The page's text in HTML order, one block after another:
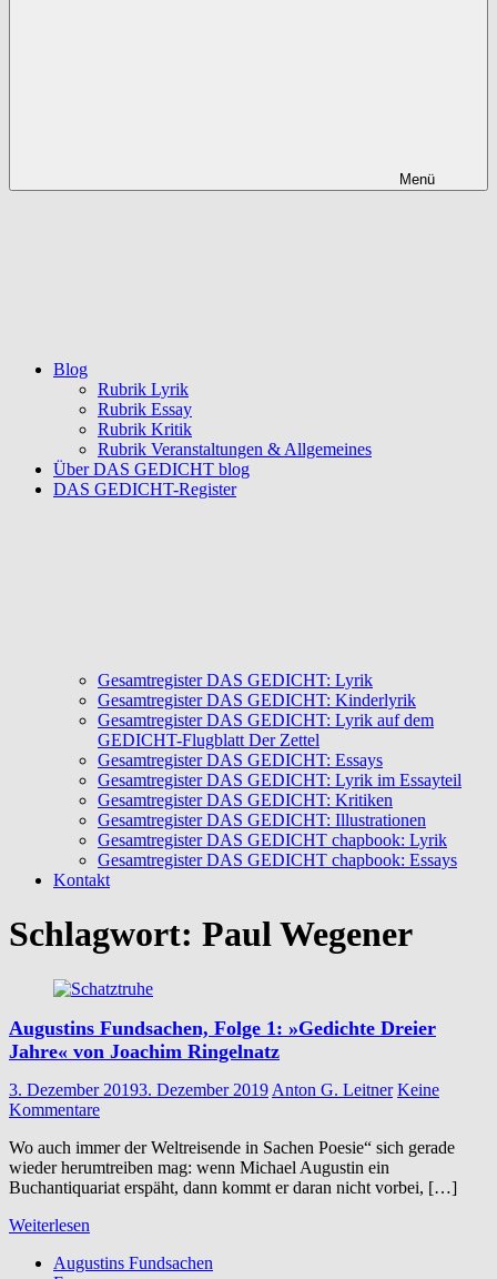
Menü
Blog
Rubrik Lyrik
Rubrik Essay
Rubrik Kritik
Rubrik Veranstaltungen & Allgemeines
Über DAS GEDICHT blog
DAS GEDICHT-Register
Gesamtregister DAS GEDICHT: Lyrik
Gesamtregister DAS GEDICHT: Kinderlyrik
Gesamtregister DAS GEDICHT: Lyrik auf dem
GEDICHT-Flugblatt Der Zettel
Gesamtregister DAS GEDICHT: Essays
Gesamtregister DAS GEDICHT: Lyrik im Essayteil
Gesamtregister DAS GEDICHT: Kritiken
Gesamtregister DAS GEDICHT: Illustrationen
Gesamtregister DAS GEDICHT chapbook: Lyrik
Gesamtregister DAS GEDICHT chapbook: Essays
Kontakt
Schlagwort: Paul Wegener
Augustins Fundsachen, Folge 1: »Gedichte Dreier
Jahre« von Joachim Ringelnatz
3. Dezember 20193. Dezember 2019 Anton G. Leitner Keine
Kommentare
Wo auch immer der Weltreisende in Sachen Poesie“ sich gerade
wieder herumtreiben mag: wenn Michael Augustin ein
Buchantiquariat erspäht, dann kommt er daran nicht vorbei, […]
Weiterlesen
Augustins Fundsachen